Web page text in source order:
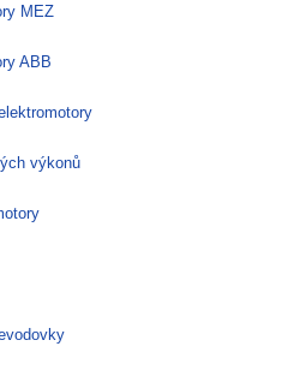
MEZ
ABB
výkonů